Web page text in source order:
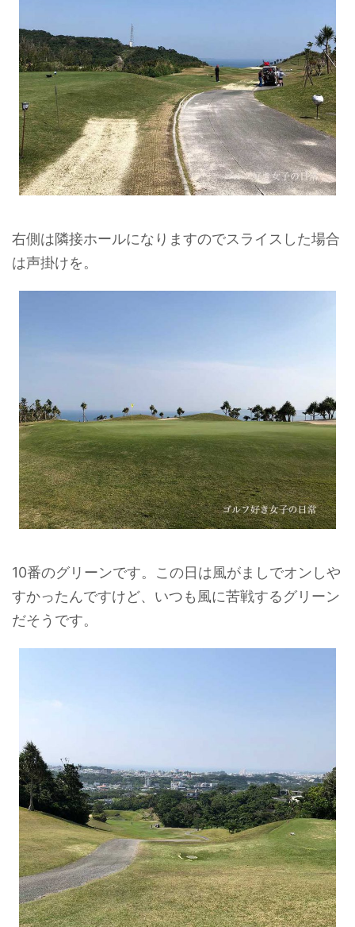
右側は隣接ホールになりますのでスライスした場合
は声掛けを。
10番のグリーンです。この日は風がましでオンしや
すかったんですけど、いつも風に苦戦するグリーン
だそうです。